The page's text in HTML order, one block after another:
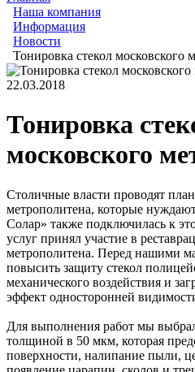
Наша компания
Информация
Новости
Тонировка стекол московского
22.03.2018
Тонировка
московского
Столичные власти проводят
метрополитена, которые
Солар» также подключилась к
услуг принял участие в
метрополитена. Перед нашими
повысить защиту стекол
механического воздействия и
эффект односторонней
Для выполнения работ мы
толщиной в 50 мкм, которая
поверхности, налипание пыли,